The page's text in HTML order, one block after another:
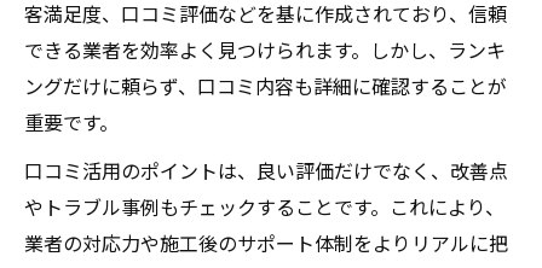
客満足度、口コミ評価などを基に作成されており、信頼
できる業者を効率よく見つけられます。しかし、ランキ
ングだけに頼らず、口コミ内容も詳細に確認することが
重要です。
口コミ活用のポイントは、良い評価だけでなく、改善点
やトラブル事例もチェックすることです。これにより、
業者の対応力や施工後のサポート体制をよりリアルに把